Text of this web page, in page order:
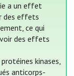
a un effet
des effets
ce qui
des effets
kinases,
anticorps-